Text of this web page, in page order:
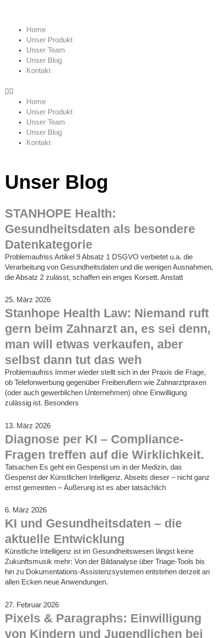
Home
Unser Produkt
Unser Team
Unser Blog
Kontakt
Menü
Home
Unser Produkt
Unser Team
Unser Blog
Kontakt
Unser Blog
STANHOPE Health:
Gesundheitsdaten als besondere
Datenkategorie
Problemaufriss Artikel 9 Absatz 1 DSGVO verbietet u.a. die
Verarbeitung von Gesundheitsdaten und die wenigen Ausnahmen,
die Absatz 2 zulässt, schaffen ein enges Korsett. Anstatt
25. März 2026
Stanhope Health Law: Niemand ruft
gern beim Zahnarzt an, es sei denn,
man will etwas verkaufen, aber
selbst dann tut das weh
Problemaufriss Immer wieder stellt sich in der Praxis die Frage,
ob Telefonwerbung gegenüber Freiberuflern wie Zahnarztpraxen
(oder auch gewerblichen Unternehmen) ohne Einwilligung
zulässig ist. Besonders
13. März 2026
Diagnose per KI – Compliance-
Fragen treffen auf die Wirklichkeit.
Tatsachen Es geht ein Gespenst um in der Medizin, das
Gespenst der Künstlichen Intelligenz. Abseits dieser – nicht ganz
ernst gemeinten – Äußerung ist es aber tatsächlich
6. März 2026
KI und Gesundheitsdaten – die
aktuelle Entwicklung
Künstliche Intelligenz ist im Gesundheitswesen längst keine
Zukunftsmusik mehr: Von der Bildanalyse über Triage‑Tools bis
hin zu Dokumentations‑Assistenzsystemen entstehen derzeit an
allen Ecken neue Anwendungen.
27. Februar 2026
Pixels & Paragraphs: Einwilligung
von Kindern und Jugendlichen bei